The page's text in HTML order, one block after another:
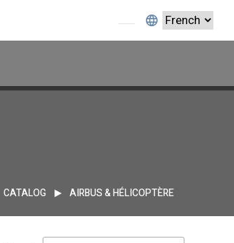
CATALOG AIRBUS & HÉLICOPTÈRE